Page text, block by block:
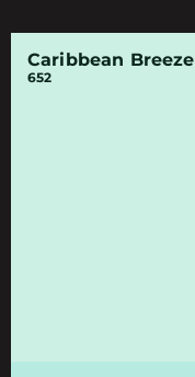
Caribbean Breeze
652